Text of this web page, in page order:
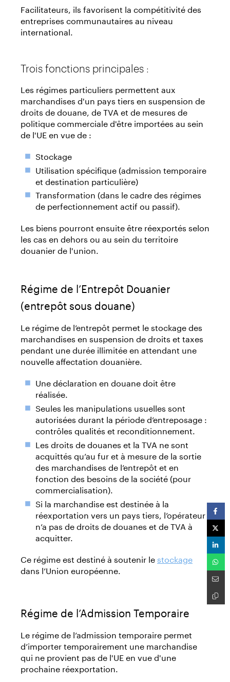
Facilitateurs, ils favorisent la compétitivité des
entreprises communautaires au niveau
international.
Trois fonctions principales :
Les régimes particuliers permettent aux
marchandises d'un pays tiers en suspension de
droits de douane, de TVA et de mesures de
politique commerciale d'être importées au sein
de l'UE en vue de :
Stockage
Utilisation spécifique (admission temporaire
et destination particulière)
Transformation (dans le cadre des régimes
de perfectionnement actif ou passif).
Les biens pourront ensuite être réexportés selon
les cas en dehors ou au sein du territoire
douanier de l'union.
Régime de l’Entrepôt Douanier
(entrepôt sous douane)
Le régime de l’entrepôt permet le stockage des
marchandises en suspension de droits et taxes
pendant une durée illimitée en attendant une
nouvelle affectation douanière.
Une déclaration en douane doit être
réalisée.
Seules les manipulations usuelles sont
autorisées durant la période d’entreposage :
contrôles qualités et reconditionnement.
Les droits de douanes et la TVA ne sont
acquittés qu’au fur et à mesure de la sortie
des marchandises de l’entrepôt et en
fonction des besoins de la société (pour
commercialisation).
Si la marchandise est destinée à la
réexportation vers un pays tiers, l’opérateur
n’a pas de droits de douanes et de TVA à
acquitter.
Ce régime est destiné à soutenir le stockage
dans l’Union européenne.
Régime de l’Admission Temporaire
Le régime de l’admission temporaire permet
d’importer temporairement une marchandise
qui ne provient pas de l'UE en vue d'une
prochaine réexportation.